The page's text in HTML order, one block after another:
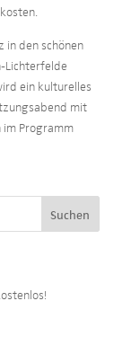
in den schönen
Lichterfelde
ein kulturelles
mit
Programm